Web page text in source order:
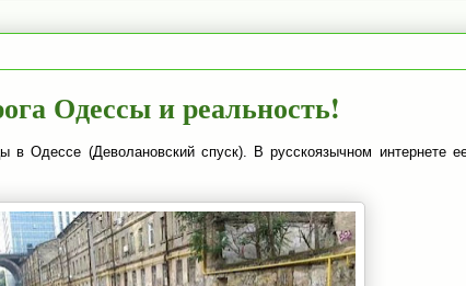
Одессы и реальность!
Одессе (Деволановский спуск). В русскоязычном интернете